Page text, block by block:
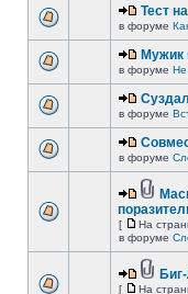
Тест
в форуме
Мужик
в форуме Не
в форуме
в форуме
[ На
в форуме
[ На